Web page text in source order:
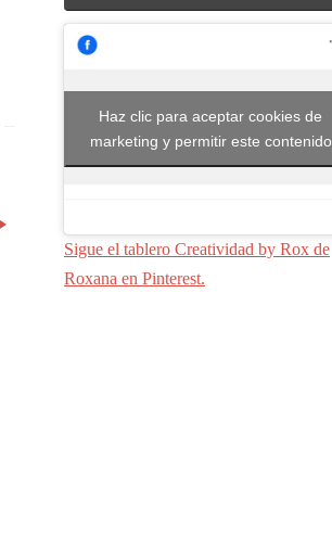
Haz clic para aceptar cookies de
marketing y permitir este contenido
Sigue el tablero Creatividad by Rox de
Roxana en Pinterest.